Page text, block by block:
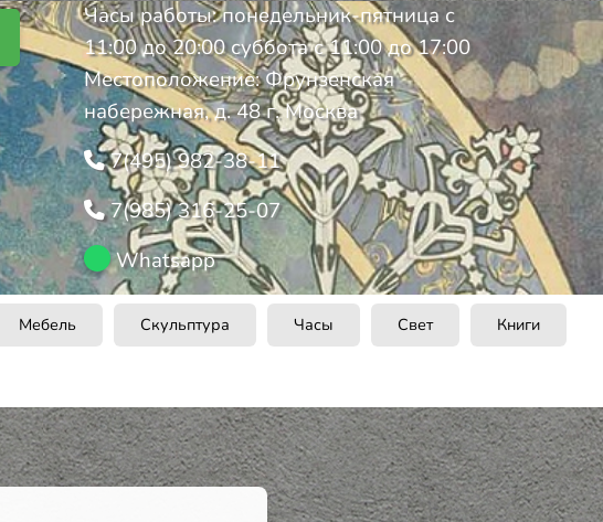
Часы работы: понедельник-пятница с
11:00 до 20:00 суббота с 11:00 до 17:00
Местоположение: Фрунзенская
набережная, д. 48 г. Москва
7(495) 982-38-11
7(985) 316-25-07
Whatsapp
Мебель Скульптура Часы Свет Книги